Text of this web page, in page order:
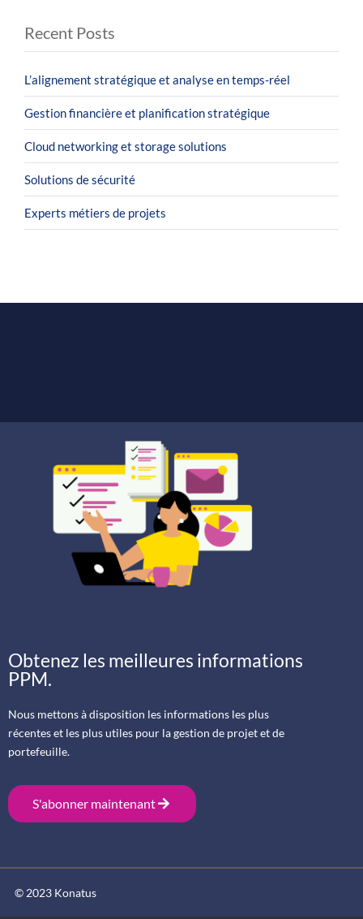
Recent Posts
L’alignement stratégique et analyse en temps-réel
Gestion financière et planification stratégique
Cloud networking et storage solutions
Solutions de sécurité
Experts métiers de projets
Obtenez les meilleures informations
PPM.
Nous mettons à disposition les informations les plus
récentes et les plus utiles pour la gestion de projet et de
portefeuille.
S'abonner maintenant
© 2023 Konatus